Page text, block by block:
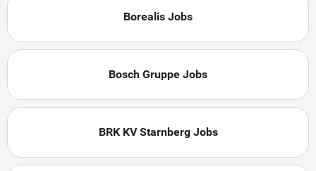
Borealis Jobs
Bosch Gruppe Jobs
BRK KV Starnberg Jobs